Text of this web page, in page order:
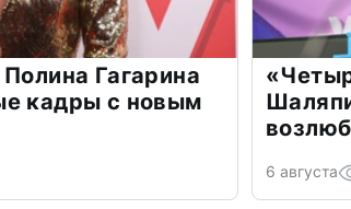
Гагарина
кадры с новым
6 августа